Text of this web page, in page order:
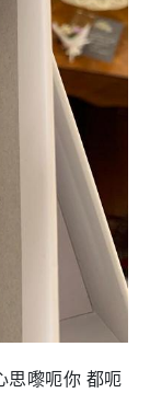
思嚟呃你 都呃